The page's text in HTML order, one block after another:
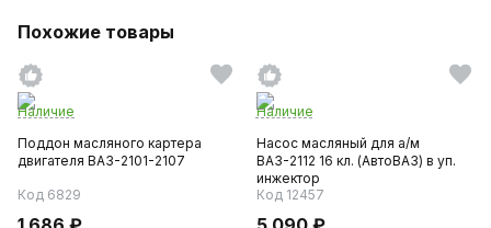
Похожие товары
Наличие
Поддон масляного картера
двигателя ВАЗ-2101-2107
Код 6829
Наличие
Насос масляный для а/м
ВАЗ-2112 16 кл. (АвтоВАЗ) в уп.
инжектор
Код 12457